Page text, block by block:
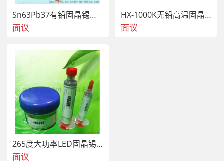
Sn63Pb37有铅固晶锡膏183度熔点
面议
HX-1000K无铅高温固晶印刷SAC305X锡膏
面议
265度大功率LED固晶锡膏SnSb10Ni0.5
面议